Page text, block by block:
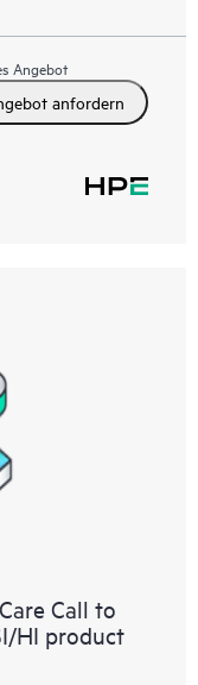
Angebot
anfordern
Call to
HI product